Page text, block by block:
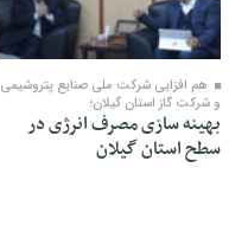
۲۴ دی ۱۴۰۴
هم افزایی شرکت ملی صنایع پتروشیمی
و شرکت گاز استان گیلان؛
بهینه سازی مصرف انرژی در
سطح استان گیلان